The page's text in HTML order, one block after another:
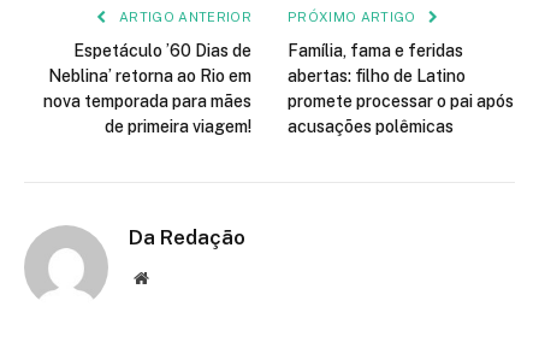
ARTIGO ANTERIOR
Espetáculo ’60 Dias de
Neblina’ retorna ao Rio em
nova temporada para mães
de primeira viagem!
PRÓXIMO ARTIGO
Família, fama e feridas
abertas: filho de Latino
promete processar o pai após
acusações polêmicas
Da Redação
Site